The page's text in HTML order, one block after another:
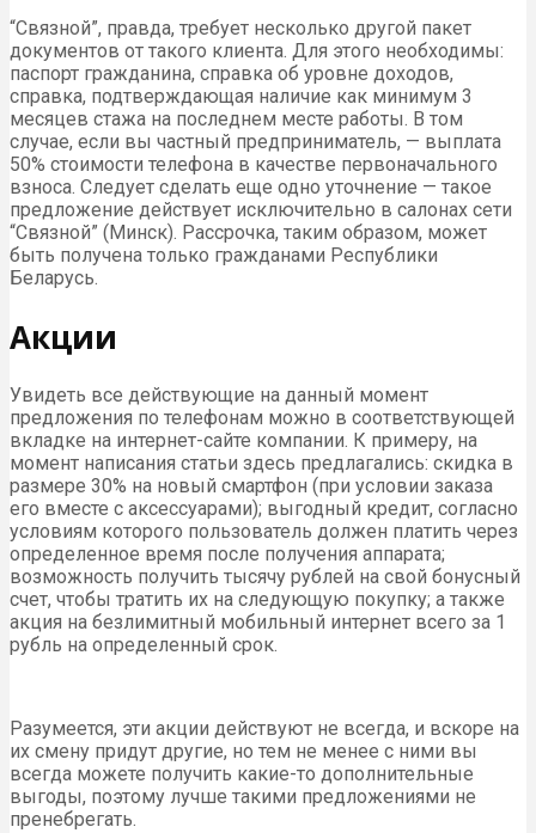
“Связной”, правда, требует несколько другой пакет
документов от такого клиента. Для этого необходимы:
паспорт гражданина, справка об уровне доходов,
справка, подтверждающая наличие как минимум 3
месяцев стажа на последнем месте работы. В том
случае, если вы частный предприниматель, — выплата
50% стоимости телефона в качестве первоначального
взноса. Следует сделать еще одно уточнение — такое
предложение действует исключительно в салонах сети
“Связной” (Минск). Рассрочка, таким образом, может
быть получена только гражданами Республики
Беларусь.
Акции
Увидеть все действующие на данный момент
предложения по телефонам можно в соответствующей
вкладке на интернет-сайте компании. К примеру, на
момент написания статьи здесь предлагались: скидка в
размере 30% на новый смартфон (при условии заказа
его вместе с аксессуарами); выгодный кредит, согласно
условиям которого пользователь должен платить через
определенное время после получения аппарата;
возможность получить тысячу рублей на свой бонусный
счет, чтобы тратить их на следующую покупку; а также
акция на безлимитный мобильный интернет всего за 1
рубль на определенный срок.
Разумеется, эти акции действуют не всегда, и вскоре на
их смену придут другие, но тем не менее с ними вы
всегда можете получить какие-то дополнительные
выгоды, поэтому лучше такими предложениями не
пренебрегать.